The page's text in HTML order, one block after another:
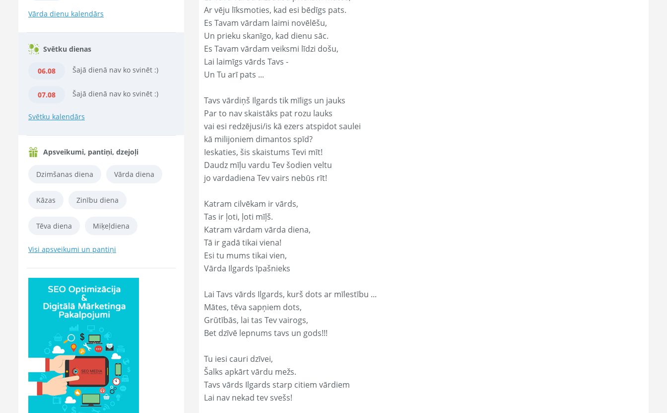
Vārda dienu kalendārs
Svētku dienas
06.08 Šajā dienā nav ko svinēt :)
07.08 Šajā dienā nav ko svinēt :)
Svētku kalendārs
Apsveikumi, pantiņi, dzejoļi
Dzimšanas diena Vārda diena
Kāzas Zinību diena
Tēva diena Miķeļdiena
Visi apsveikumi un pantiņi
Ar vēju līksmoties, kad esi bēdīgs pats.
Es Tavam vārdam laimi novēlēšu,
Un prieku skanīgo, kad dienu sāc.
Es Tavam vārdam veiksmi līdzi došu,
Lai laimīgs vārds Tavs -
Un Tu arī pats ...
Tavs vārdiņš Ilgards tik mīligs un jauks
Par to nav skaistāks pat rozu lauks
vai esi redzējusi/is kā ezers atspidot saulei
kā milijoniem dimantos spīd?
Ieskaties, šis skaistums Tevi mīt!
Daudz mīļu vardu Tev šodien veltu
jo vardadiena Tev vairs nebūs rīt!
Katram cilvēkam ir vārds,
Tas ir ļoti, ļoti mīļš.
Katram vārdam vārda diena,
Tā ir gadā tikai viena!
Esi tu mums tikai vien,
Vārda Ilgards īpašnieks
Lai Tavs vārds Ilgards, kurš dots ar mīlestību ...
Mātes, tēva sapņiem dots,
Grūtībās, lai tas Tev vairogs,
Bet dzīvē lepnums tavs un gods!!!
Tu iesi cauri dzīvei,
Šalks apkārt vārdu mežs.
Tavs vārds Ilgards starp citiem vārdiem
Lai nav nekad tev svešs!